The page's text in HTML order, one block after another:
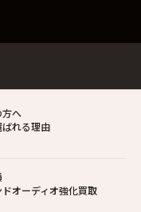
へ
れる理由
オーディオ強化買取